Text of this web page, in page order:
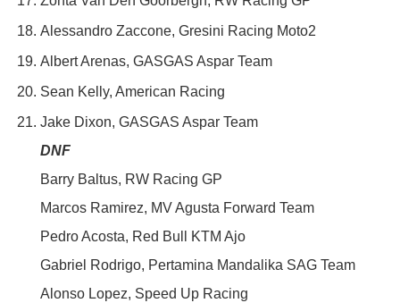
Alessandro Zaccone, Gresini Racing Moto2
Albert Arenas, GASGAS Aspar Team
Sean Kelly, American Racing
Jake Dixon, GASGAS Aspar Team
DNF
Barry Baltus, RW Racing GP
Marcos Ramirez, MV Agusta Forward Team
Pedro Acosta, Red Bull KTM Ajo
Gabriel Rodrigo, Pertamina Mandalika SAG Team
Alonso Lopez, Speed Up Racing